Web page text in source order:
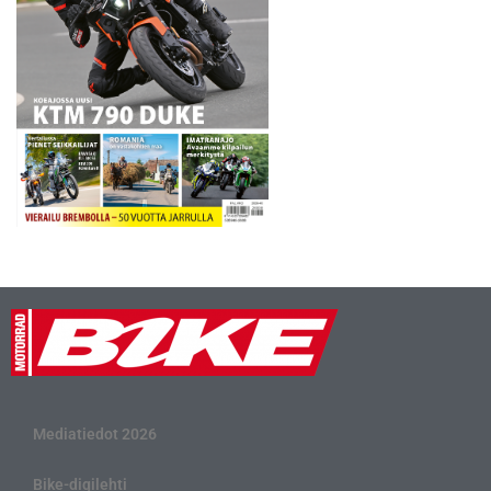
Mediatiedot 2026
Bike-digilehti